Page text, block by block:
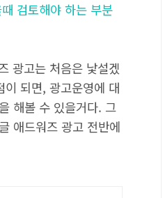
검토해야 하는 부분
광고는 처음은 낯설겠
되면, 광고운영에 대
해볼 수 있을거다. 그
애드워즈 광고 전반에